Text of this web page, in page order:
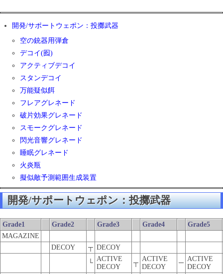
開発/サポートウェポン：投擲武器
空の銃器用弾倉
デコイ(囮)
アクティブデコイ
スタンデコイ
万能疑似餌
フレアグレネード
破片効果グレネード
スモークグレネード
閃光音響グレネード
睡眠グレネード
火炎瓶
擬似敵予測範囲生成装置
開発/サポートウェポン：投擲武器
Grade1 Grade2 Grade3 Grade4
Grade5
MAGAZINE
DECOY
┬ DECOY
└
ACTIVE
DECOY
┬
ACTIVE
DECOY
─
ACTIVE
DECOY